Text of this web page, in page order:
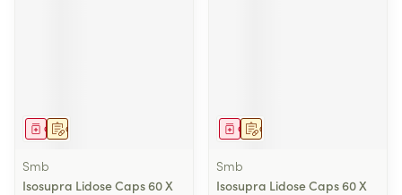
Op voorschrift
Geneesmiddel
Smb
Isosupra Lidose Caps 60 X
Op voorschrift
Geneesmiddel
Smb
Isosupra Lidose Caps 60 X